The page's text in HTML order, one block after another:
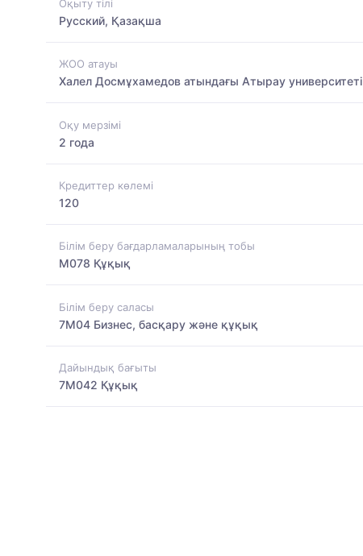
Оқыту тілі
Русский, Қазақша
ЖОО атауы
Халел Досмұхамедов атындағы Атырау университеті
Оқу мерзімі
2 года
Кредиттер көлемі
120
Білім беру бағдарламаларының тобы
M078 Құқық
Білім беру саласы
7M04 Бизнес, басқару және құқық
Дайындық бағыты
7M042 Құқық